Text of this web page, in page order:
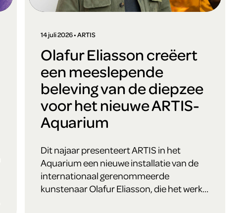
Olafur Eliasson creëert
een meeslepende
beleving van de diepzee
voor het nieuwe ARTIS-
Aquarium
14 juli 2026 • ARTIS
Dit najaar presenteert ARTIS in het
Aquarium een nieuwe installatie van de
internationaal gerenommeerde
kunstenaar Olafur Eliasson, die het werk